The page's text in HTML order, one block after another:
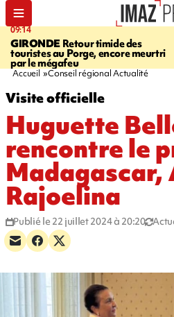
09:14
GIRONDE Retour timide des
touristes au Porge, encore meurtri
par le mégafeu
Accueil Conseil régional Actualité
Visite officielle
Huguette
rencontre le
Madagascar,
Rajoelina
Publié le 22 juillet 2024 à 20:20